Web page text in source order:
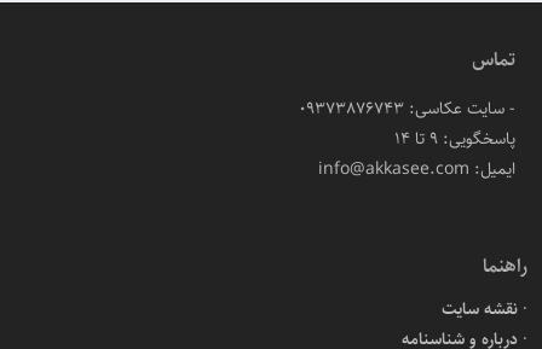
تماس
- سایت عکاسی: 09373876743
پاسخگویی: ۹ تا ۱۴
ایمیل: info@akkasee.com
راهنما
نقشه سایت
درباره و شناسنامه